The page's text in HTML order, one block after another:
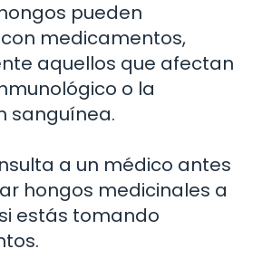
pueden
medicamentos,
aquellos que afectan
o la
sanguínea.
a un médico antes
hongos medicinales a
estás tomando